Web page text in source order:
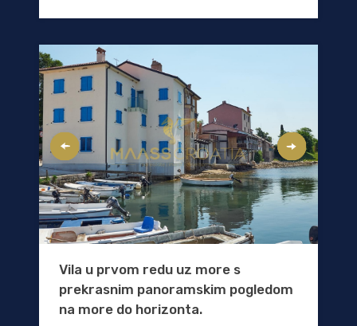
Vila u prvom redu uz more s
prekrasnim panoramskim pogledom
na more do horizonta.